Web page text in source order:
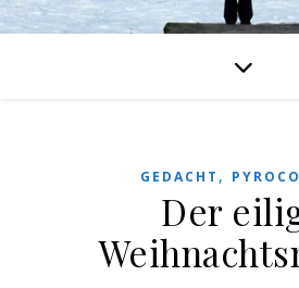
GEDACHT ,
Der